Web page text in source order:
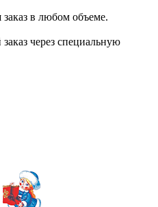
в любом объеме.
через специальную